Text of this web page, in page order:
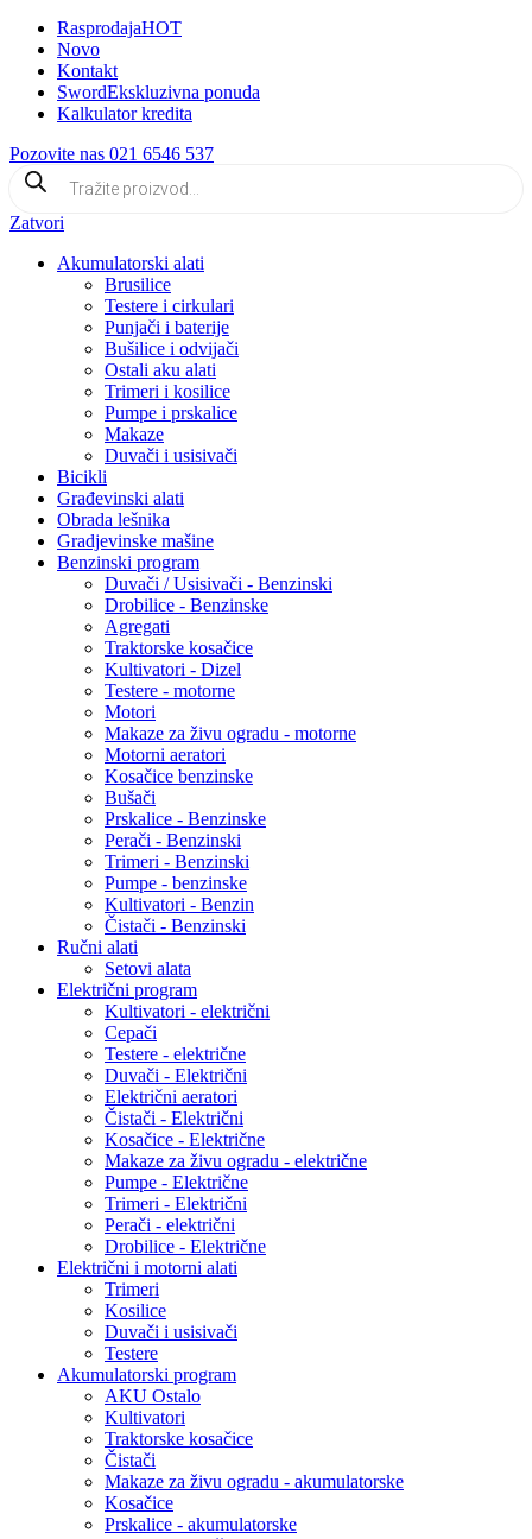
RasprodajaHOT
Novo
Kontakt
SwordEkskluzivna ponuda
Kalkulator kredita
Pozovite nas 021 6546 537
Products
search
Zatvori
Akumulatorski alati
Brusilice
Testere i cirkulari
Punjači i baterije
Bušilice i odvijači
Ostali aku alati
Trimeri i kosilice
Pumpe i prskalice
Makaze
Duvači i usisivači
Bicikli
Građevinski alati
Obrada lešnika
Gradjevinske mašine
Benzinski program
Duvači / Usisivači - Benzinski
Drobilice - Benzinske
Agregati
Traktorske kosačice
Kultivatori - Dizel
Testere - motorne
Motori
Makaze za živu ogradu - motorne
Motorni aeratori
Kosačice benzinske
Bušači
Prskalice - Benzinske
Perači - Benzinski
Trimeri - Benzinski
Pumpe - benzinske
Kultivatori - Benzin
Čistači - Benzinski
Ručni alati
Setovi alata
Električni program
Kultivatori - električni
Cepači
Testere - električne
Duvači - Električni
Električni aeratori
Čistači - Električni
Kosačice - Električne
Makaze za živu ogradu - električne
Pumpe - Električne
Trimeri - Električni
Perači - električni
Drobilice - Električne
Električni i motorni alati
Trimeri
Kosilice
Duvači i usisivači
Testere
Akumulatorski program
AKU Ostalo
Kultivatori
Traktorske kosačice
Čistači
Makaze za živu ogradu - akumulatorske
Kosačice
Prskalice - akumulatorske